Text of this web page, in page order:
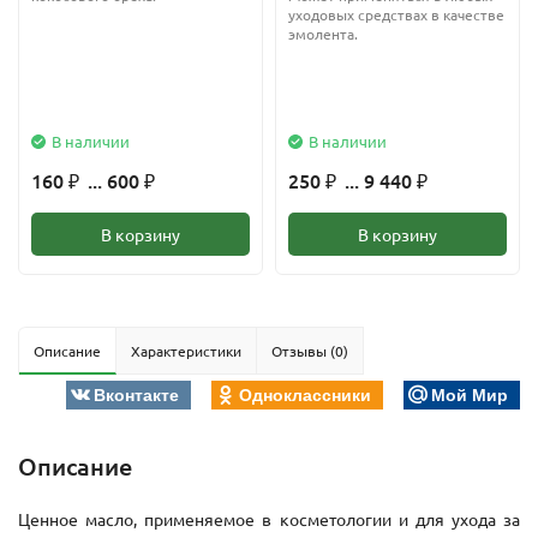
В наличии
160 ₽ ... 600 ₽
В корзину
уходовых средствах в качестве
эмолента.
В наличии
250 ₽ ... 9 440 ₽
В корзину
Описание Характеристики Отзывы (0)
Вконтакте Одноклассники Мой Мир
Описание
Ценное масло, применяемое в косметологии и для ухода за